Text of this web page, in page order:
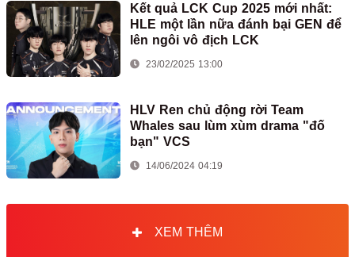
Kết quả LCK Cup 2025 mới nhất:
HLE một lần nữa đánh bại GEN để
lên ngôi vô địch LCK
23/02/2025 13:00
HLV Ren chủ động rời Team
Whales sau lùm xùm drama "đố
bạn" VCS
14/06/2024 04:19
XEM THÊM